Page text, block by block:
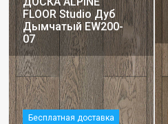
FLOOR Studio Дуб
Дымчатый EW200-
07
Бесплатная доставка